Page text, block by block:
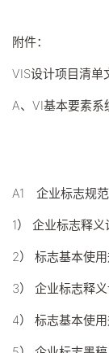
附件：
VIS设计项目清单
A、VI基本要素系
A1 企业标志规范
1） 企业标志释义
2） 标志基本使用
3） 企业标志释义
4） 标志基本使用